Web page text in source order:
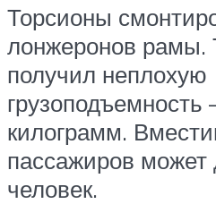
Торсионы
лонжеронов рамы.
получил неплохую
грузоподъемность
килограмм.
пассажиров может
человек.